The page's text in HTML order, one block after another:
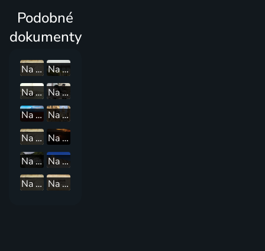
Podobné
dokumenty
Na cestě po Rio Pichis
Na cestě po Rujáně
Na cestě po pobřeží Bulharska
Na cestě po Kjúšú
Na cestě po Aljašce
Na cestě po Maltě
Na cestě po údolí Káthmándú
Na cestě po jihoafrickém Gautengu
Na cestě po severní Dalmácii
Na cestě po středním Uzbekistánu
Na cestě po Pays de la Loire
Na cestě po Tenerife